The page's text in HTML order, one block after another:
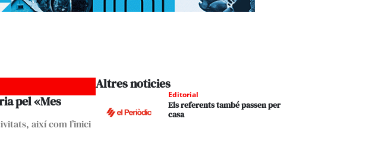
pel «Mes
així com l’inici
Altres noticies
Editorial
Els referents també passen per
casa